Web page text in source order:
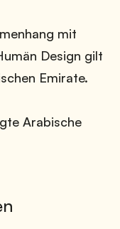
mit
Design gilt
Emirate.
Arabische